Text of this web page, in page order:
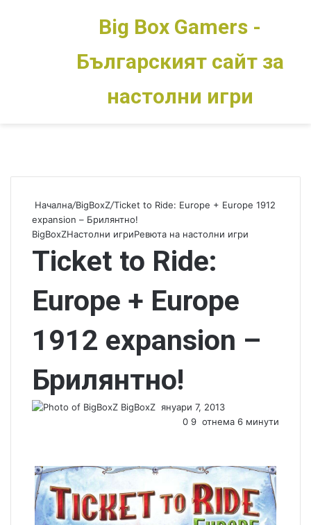
Switch skin
Big Box Gamers -
Българският сайт за
настолни игри
Начална/BigBoxZ/Ticket to Ride: Europe + Europe 1912
expansion – Брилянтно!
BigBoxZНастолни игриРевюта на настолни игри
Ticket to Ride:
Europe + Europe
1912 expansion –
Брилянтно!
BigBoxZ S
a
e
m
януари 7, 2013
0 9 отнема 6 минути